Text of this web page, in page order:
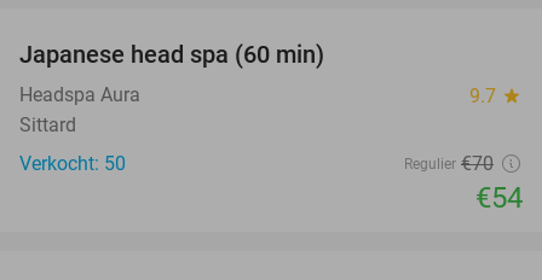
Japanese head spa (60 min)
Headspa Aura 9.7 star
Sittard
Verkocht: 50
Regulier €70
€54